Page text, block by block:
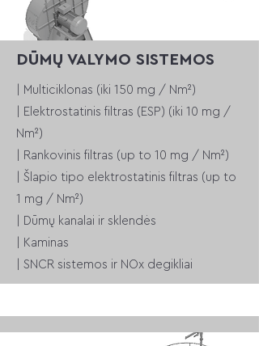
DŪMŲ VALYMO SISTEMOS
| Multiciklonas (iki 150 mg / Nm²)
| Elektrostatinis filtras (ESP) (iki 10 mg /
Nm²)
| Rankovinis filtras (up to 10 mg / Nm²)
| Šlapio tipo elektrostatinis filtras (up to
1 mg / Nm²)
| Dūmų kanalai ir sklendės
| Kaminas
| SNCR sistemos ir NOx degikliai